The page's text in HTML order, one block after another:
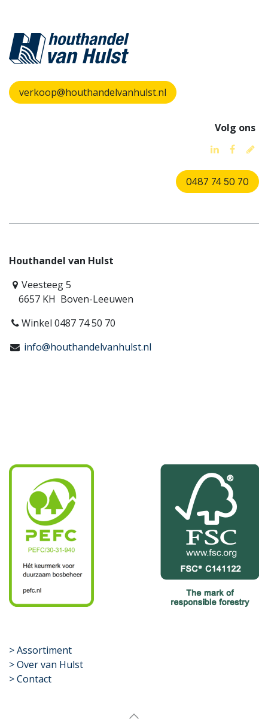
verkoop@houthandelvanhulst.nl
Volg ons
0487 74 50 70
Houthandel van Hulst
Veesteeg 5
6657 KH Boven-Leeuwen
Winkel 0487 74 50 70
info@houthandelvanhulst.nl
​>Assortiment
> Over van Hulst
> Contact